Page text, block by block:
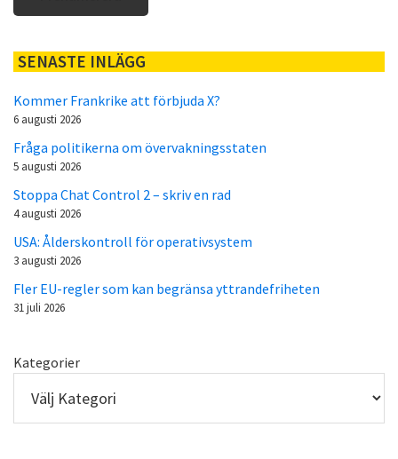
SENASTE INLÄGG
Kommer Frankrike att förbjuda X?
6 augusti 2026
Fråga politikerna om övervakningsstaten
5 augusti 2026
Stoppa Chat Control 2 – skriv en rad
4 augusti 2026
USA: Ålderskontroll för operativsystem
3 augusti 2026
Fler EU-regler som kan begränsa yttrandefriheten
31 juli 2026
Kategorier